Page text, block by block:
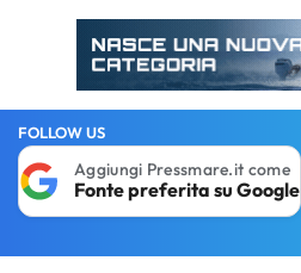
FOLLOW US
Aggiungi Pressmare.it come
Fonte preferita su Google